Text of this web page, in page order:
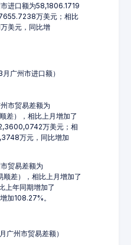
进口额为58,1806.1719
万美元；相比
美元，同比增
广州市进口额）
市贸易差额为
差），相比上月增加了
万美元；相
万元，同比增加
贸易差额为
差），相比上月增加了
上年同期增加了
加108.27%。
广州市贸易差额）